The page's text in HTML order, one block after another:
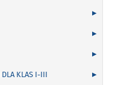
DLA KLAS I-III